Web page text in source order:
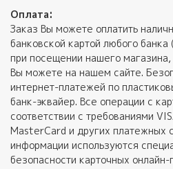
Оплата:
Заказ Вы можете оплатить
банковской картой любого
при посещении нашего магазина,
Вы можете на нашем сайте.
интернет-платежей по
банк-эквайер. Все операции с
соответствии с требованиями
MasterCard и других платежных
информации используются
безопасности карточных